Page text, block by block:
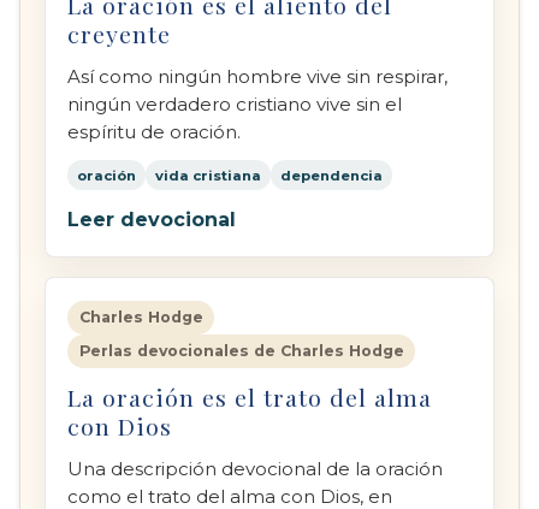
creyente
Así como ningún hombre vive sin respirar,
ningún verdadero cristiano vive sin el
espíritu de oración.
oración vida cristiana dependencia
Leer devocional
Charles Hodge
Perlas devocionales de Charles Hodge
La oración es el trato del alma
con Dios
Una descripción devocional de la oración
como el trato del alma con Dios, en